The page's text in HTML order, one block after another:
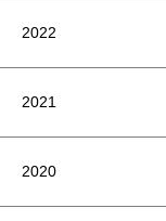
2022
2021
2020